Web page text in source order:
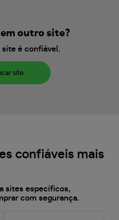
outro site?
é confiável.
site
confiáveis mais
sites específicos,
com segurança.